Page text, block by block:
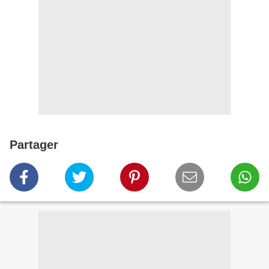
Partager